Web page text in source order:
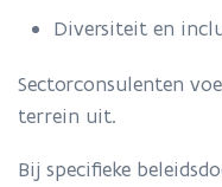
Diversiteit en
Sectorconsulenten
terrein uit.
Bij specifieke